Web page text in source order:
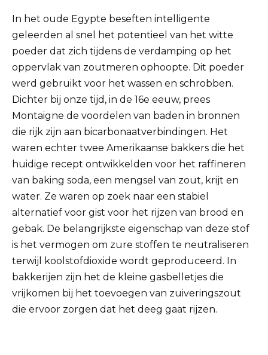
In het oude Egypte beseften intelligente
geleerden al snel het potentieel van het witte
poeder dat zich tijdens de verdamping op het
oppervlak van zoutmeren ophoopte. Dit poeder
werd gebruikt voor het wassen en schrobben.
Dichter bij onze tijd, in de 16e eeuw, prees
Montaigne de voordelen van baden in bronnen
die rijk zijn aan bicarbonaatverbindingen. Het
waren echter twee Amerikaanse bakkers die het
huidige recept ontwikkelden voor het raffineren
van baking soda, een mengsel van zout, krijt en
water. Ze waren op zoek naar een stabiel
alternatief voor gist voor het rijzen van brood en
gebak. De belangrijkste eigenschap van deze stof
is het vermogen om zure stoffen te neutraliseren
terwijl koolstofdioxide wordt geproduceerd. In
bakkerijen zijn het de kleine gasbelletjes die
vrijkomen bij het toevoegen van zuiveringszout
die ervoor zorgen dat het deeg gaat rijzen.